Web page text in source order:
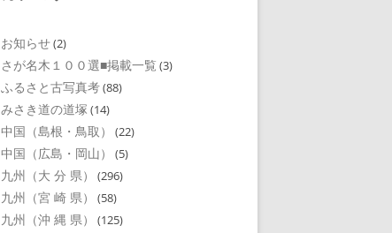
お知らせ(2)
さが名木１００選■掲載一覧 (3)
ふるさと古写真考(88)
みさき道の道塚 (14)
中国（島根・鳥取） (22)
中国（広島・岡山） (5)
九州（大 分 県） (296)
九州（宮 崎 県） (58)
九州（沖 縄 県） (125)